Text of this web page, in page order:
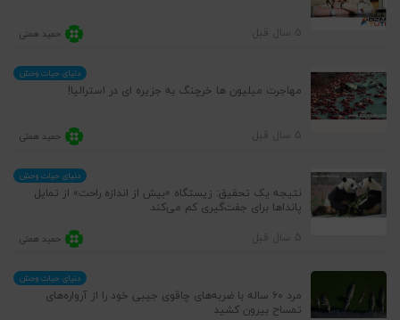
حمید همتی
دنیای حیات وحش
مهاجرت میلیون ها خرچنگ به جزیره ای در استرالیا!
حمید همتی
دنیای حیات وحش
نتیجه یک تحقیق: زیستگاه «بیش از اندازه راحت» از تمایل
پانداها برای جفت‌گیری کم می‌کند
حمید همتی
دنیای حیات وحش
مرد ۶۰ ساله با ضربه‌های چاقوی جیبی خود را از آرواره‌های
تمساح بیرون کشید